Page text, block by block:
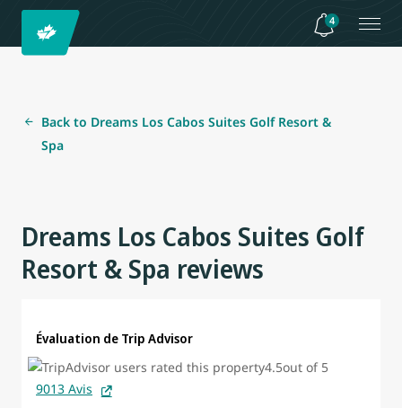
4
Back to Dreams Los Cabos Suites Golf Resort &
Spa
Dreams Los Cabos Suites Golf
Resort & Spa reviews
Évaluation de Trip Advisor
9013 Avis